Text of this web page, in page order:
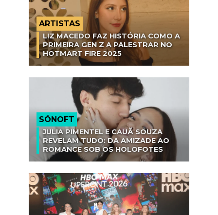
ARTISTAS
LIZ MACEDO FAZ HISTÓRIA COMO A
PRIMEIRA GEN Z A PALESTRAR NO
HOTMART FIRE 2025
SÓNOFT
JULIA PIMENTEL E CAUÃ SOUZA
REVELAM TUDO: DA AMIZADE AO
ROMANCE SOB OS HOLOFOTES